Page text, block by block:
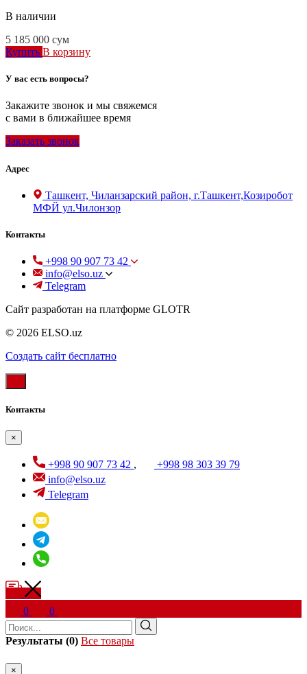
В наличии
5 185 000 сум
Купить В корзину
У вас есть вопросы?
Закажите звонок и мы свяжемся
с вами в ближайшее время
Заказать звонок
Адрес
Ташкент, Чиланзарский район, г.Ташкент,Козиробот
МФЙ ул.Чилонзор
Контакты
+998 90 907 73 42
info@elso.uz
Telegram
Сайт разработан на платформе GLOTR
© 2026 ELSO.uz
Создать cайт бесплатно
Контакты
×
+998 90 907 73 42 ,
+998 98 303 39 79
info@elso.uz
Telegram
0 0
Результаты (0) Все товары
×